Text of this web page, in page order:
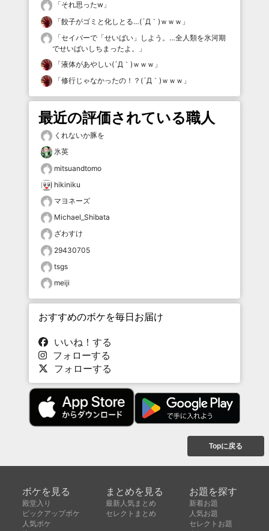
「それ思ったw 」
「餃子がゴミと化しとる…(´Д｀)ｗｗｗ 」
「セイバーで「せいばい」しよう。…全人類を氷河期
でせいばいしちまったよ。
」
「液体があやしい(´Д｀)ｗｗｗ 」
「修行じゃなかったの！？(´Д｀)ｗｗｗ 」
最近の評価されている職人
くれないか豚を
氷英
mitsuandtomo
hikiniku
マヨネーズ
Michael_Shibata
ざわすけ
29430705
tsgs
meiji
おすすめのボケを毎日お届け
いいね！する
フォローする
フォローする
Topに戻る
ボケを見る
殿堂入り
ピックアップボケ
人気ボケ
まとめを見る
最新人気まとめ
セレクトまとめ
お題を探す
新着お題
人気お題
セレクトお題